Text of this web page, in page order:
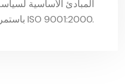
المبادئ الأساسية
باستمرار." ولهذا الغرض، اعتمدنا ونفذنا نظام إدارة الجودة ISO 9001:2000.